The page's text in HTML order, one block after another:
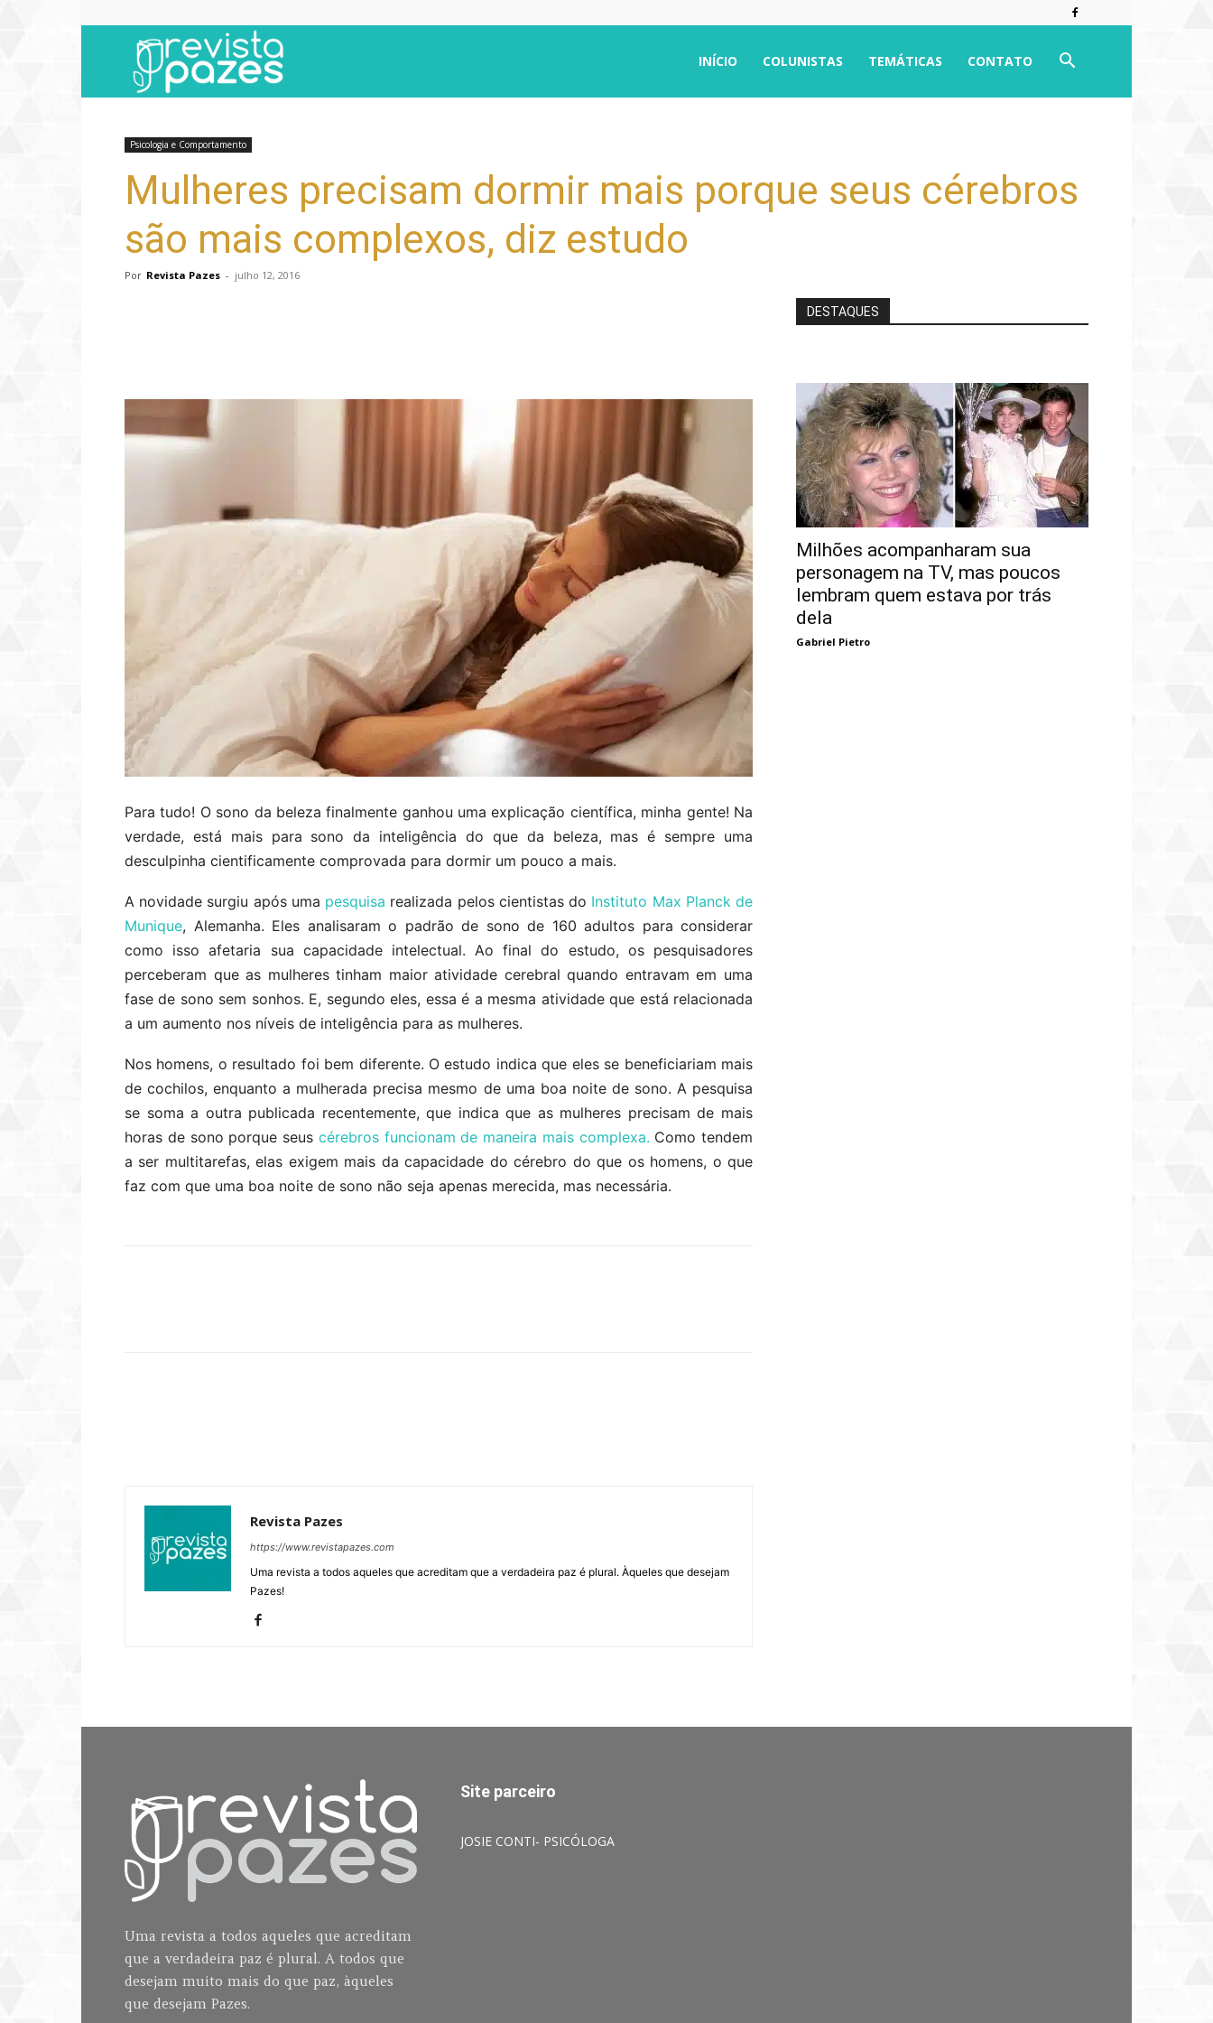
INÍCIO COLUNISTAS TEMÁTICAS CONTATO
Psicologia e Comportamento
Mulheres precisam dormir mais porque seus cérebros
são mais complexos, diz estudo
Por Revista Pazes - julho 12, 2016
Para tudo! O sono da beleza finalmente ganhou uma explicação científica, minha gente! Na
verdade, está mais para sono da inteligência do que da beleza, mas é sempre uma
desculpinha cientificamente comprovada para dormir um pouco a mais.
A novidade surgiu após uma pesquisa realizada pelos cientistas do Instituto Max Planck de
Munique, Alemanha. Eles analisaram o padrão de sono de 160 adultos para considerar
como isso afetaria sua capacidade intelectual. Ao final do estudo, os pesquisadores
perceberam que as mulheres tinham maior atividade cerebral quando entravam em uma
fase de sono sem sonhos. E, segundo eles, essa é a mesma atividade que está relacionada
a um aumento nos níveis de inteligência para as mulheres.
Nos homens, o resultado foi bem diferente. O estudo indica que eles se beneficiariam mais
de cochilos, enquanto a mulherada precisa mesmo de uma boa noite de sono. A pesquisa
se soma a outra publicada recentemente, que indica que as mulheres precisam de mais
horas de sono porque seus cérebros funcionam de maneira mais complexa. Como tendem
a ser multitarefas, elas exigem mais da capacidade do cérebro do que os homens, o que
faz com que uma boa noite de sono não seja apenas merecida, mas necessária.
Revista Pazes
https://www.revistapazes.com
Uma revista a todos aqueles que acreditam que a verdadeira paz é plural. Àqueles que desejam
Pazes!
DESTAQUES
Milhões acompanharam sua
personagem na TV, mas poucos
lembram quem estava por trás
dela
Gabriel Pietro
Uma revista a todos aqueles que acreditam
que a verdadeira paz é plural. A todos que
desejam muito mais do que paz, àqueles
que desejam Pazes.
Site parceiro
JOSIE CONTI- PSICÓLOGA